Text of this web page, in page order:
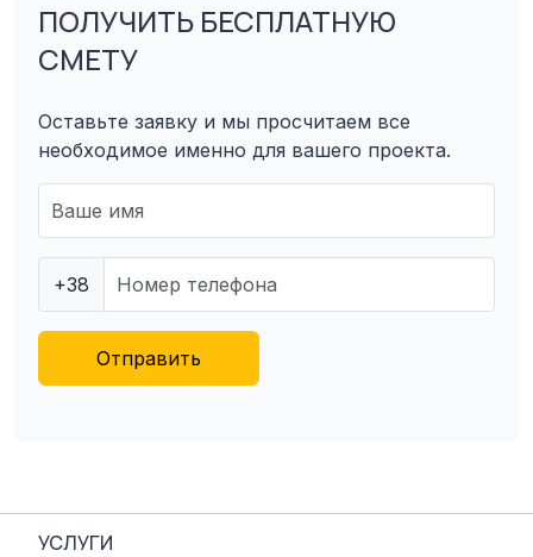
ПОЛУЧИТЬ БЕСПЛАТНУЮ
СМЕТУ
Оставьте заявку и мы просчитаем все
необходимое именно для вашего проекта.
+38
Отправить
УСЛУГИ